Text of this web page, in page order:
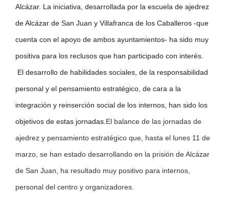
Alcázar. La iniciativa, desarrollada por la escuela de ajedrez
de Alcázar de San Juan y Villafranca de los Caballeros -que
cuenta con el apoyo de ambos ayuntamientos- ha sido muy
positiva para los reclusos que han participado con interés.
El desarrollo de habilidades sociales, de la responsabilidad
personal y el pensamiento estratégico, de cara a la
integración y reinserción social de los internos, han sido los
objetivos de estas jornadas. El balance de las jornadas de
ajedrez y pensamiento estratégico que, hasta el lunes 11 de
marzo, se han estado desarrollando en la prisión de Alcázar
de San Juan, ha resultado muy positivo para internos,
personal del centro y organizadores.